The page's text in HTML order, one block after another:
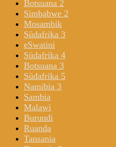
Botsuana 2
Simbabwe 2
Mosambik
Südafrika 3
eSwatini
Südafrika 4
Botsuana 3
Südafrika 5
Namibia 3
Sambia
Malawi
Burundi
Ruanda
Tansania